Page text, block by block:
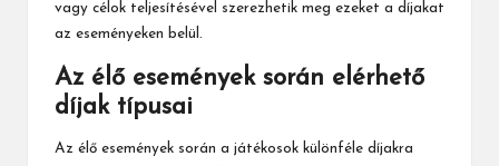
vagy célok teljesítésével szerezhetik meg ezeket a díjakat
az eseményeken belül.
Az élő események során elérhető
díjak típusai
Az élő események során a játékosok különféle díjakra